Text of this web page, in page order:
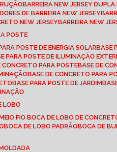
BARREIRA NEW JERSEY
DE BARREIRA NEW JERSEY
NEW JERSEY BARREIRA NEW
POSTE
PARA POSTE DE ENERGIA SOLAR
PARA POSTE DE ILUMINAÇÃO
CONCRETO PARA POSTE BASE DE
BASE DE CONCRETO PARA
BASE PARA POSTE DE JARDIM
LOBO
MEIO FIO BOCA DE LOBO DE
BOCA DE LOBO PADRÃO BOCA DE